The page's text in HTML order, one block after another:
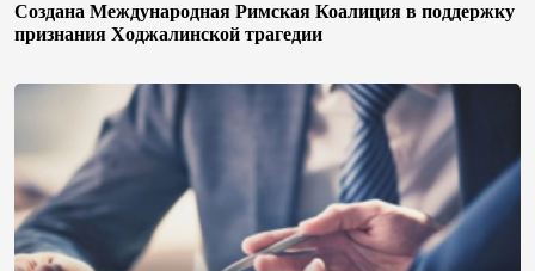
Создана Международная Римская Коалиция в поддержку
признания Ходжалинской трагедии